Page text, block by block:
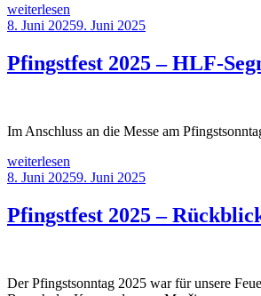
„Pfingstfest
2025
Auszeichnungen“
weiterlesen
Veröffentlicht
8. Juni 20259. Juni 2025
Pfingstfest 2025 – HLF-
Im Anschluss an die Messe am
„Pfingstfest
2025
HLF-
Segnung“
weiterlesen
Veröffentlicht
8. Juni 20259. Juni 2025
Pfingstfest 2025 –
Der Pfingstsonntag 2025 war für unsere